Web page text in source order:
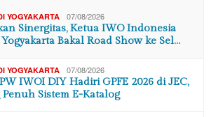
YOGYAKARTA 07/08/2026
Sinergitas, Ketua IWO Indonesia
Bakal Road Show ke Sel…
YOGYAKARTA 07/08/2026
IWOI DIY Hadiri GPFE 2026 di JEC,
Sistem E-Katalog